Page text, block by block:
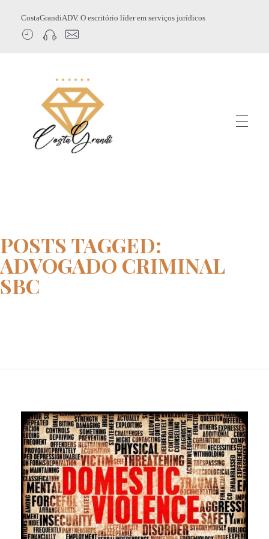
CostaGrandiADV. O escritório líder em serviços jurídicos
POSTS TAGGED:
ADVOGADO CRIMINAL
SBC